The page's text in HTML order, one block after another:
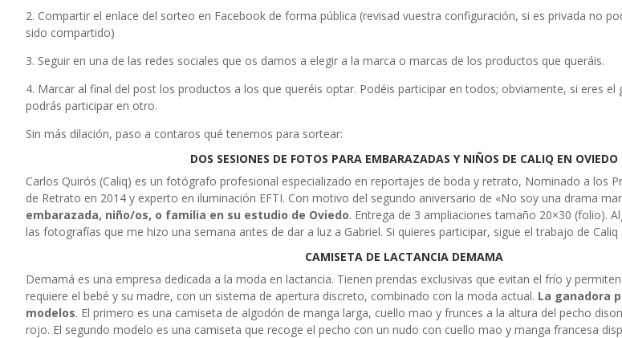
2. Compartir el enlace del sorteo en Facebook de forma pública (revisad vuestra configuración, si es privada no
sido compartido)
3. Seguir en una de las redes sociales que os damos a elegir a la marca o marcas de los productos que queráis.
4. Marcar al final del post los productos a los que queréis optar. Podéis participar en todos; obviamente, si eres
podrás participar en otro.
Sin más dilación, paso a contaros qué tenemos para sortear:
DOS SESIONES DE FOTOS PARA EMBARAZADAS Y NIÑOS DE CALIQ EN OVIEDO
Carlos Quirós (Caliq) es un fotógrafo profesional especializado en reportajes de boda y retrato, Nominado a los
de Retrato en 2014 y experto en iluminación EFTI. Con motivo del segundo aniversario de «No soy una drama
embarazada, niño/os, o familia en su estudio de Oviedo. Entrega de 3 ampliaciones tamaño 20×30 (folio).
las fotografías que me hizo una semana antes de dar a luz a Gabriel. Si quieres participar, sigue el trabajo de Caliq
CAMISETA DE LACTANCIA DEMAMA
Demamá es una empresa dedicada a la moda en lactancia. Tienen prendas exclusivas que evitan el frío y
requiere el bebé y su madre, con un sistema de apertura discreto, combinado con la moda actual. La ganadora
modelos. El primero es una camiseta de algodón de manga larga, cuello mao y frunces a la altura del pecho
rojo. El segundo modelo es una camiseta que recoge el pecho con un nudo con cuello mao y manga francesa